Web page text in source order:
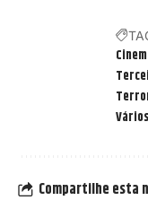
Compartilhe esta